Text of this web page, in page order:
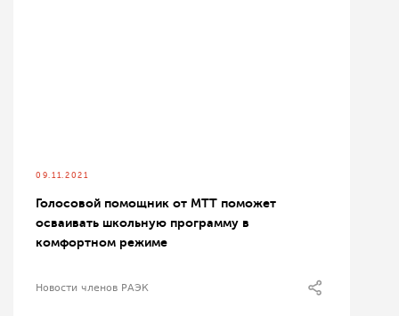
09.11.2021
Голосовой помощник от МТТ поможет
осваивать школьную программу в
комфортном режиме
Новости членов РАЭК